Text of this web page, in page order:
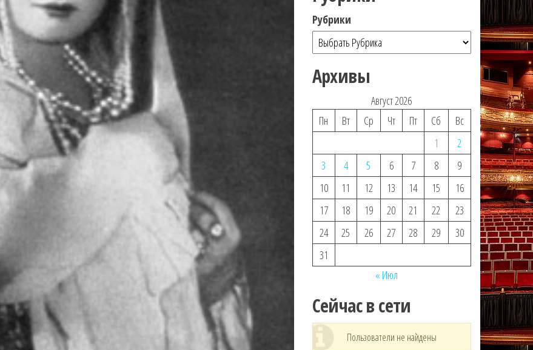
Рубрики
Архивы
Август 2026
Пн
Вт Ср Чт Пт Сб
Вс
1
2
3
4 5 6 7 8
9
10
11 12 13 14 15
16
17
18 19 20 21 22
23
24
25 26 27 28 29
30
31
« Июл
Сейчас в сети
Пользователи не найдены